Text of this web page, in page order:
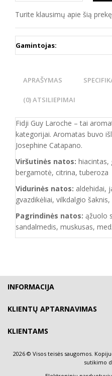
Turite klausimų apie šią
Gamintojas:
APRAŠYMAS
(0) ATSILIEPIMAI
Fidji Guy Laroche – tai
kategorijai. Aromatas buvo
Josephine Catapano.
Viršutinės natos: hiacintas,
bergamotė, citrina, tuberoza
Vidurinės natos: aldehidai,
gvazdikėliai, vilkdalgio
Pagrindinės natos: ąžuolo
sandalmedis, muskusas,
INFORMACIJA
KLIENTŲ APTARNAVIMAS
KLIENTAMS
2026 © Visos teisės saugomos.
sutikimo